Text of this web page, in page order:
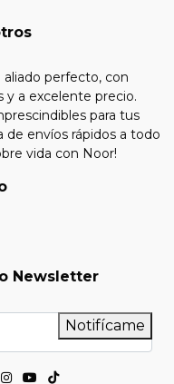
perfecto, con
y a excelente precio.
para tus
de envíos rápidos a todo
vida con Noor!
Newsletter
Notifícame